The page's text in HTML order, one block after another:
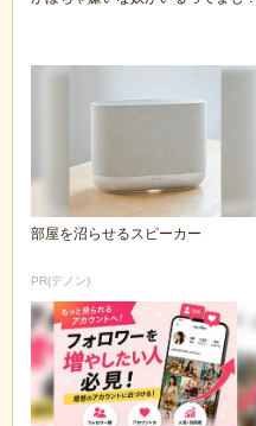
部屋を沼らせるスピーカー
PR(デノン)